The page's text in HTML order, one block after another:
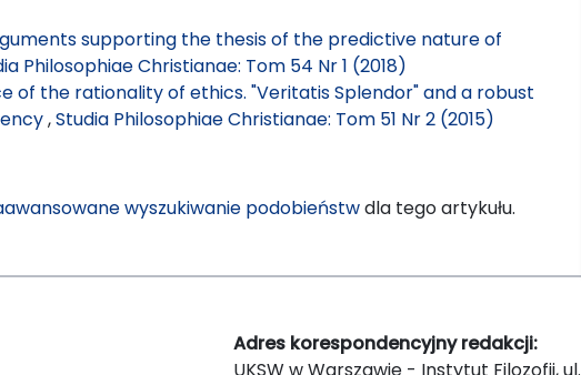
supporting the thesis of the predictive nature of
Philosophiae Christianae: Tom 54 Nr 1 (2018)
of the rationality of ethics. "Veritatis Splendor" and a robust
,Studia Philosophiae Christianae: Tom 51 Nr 2 (2015)
wyszukiwanie podobieństwdla tego artykułu.
Adres korespondencyjny redakcji: